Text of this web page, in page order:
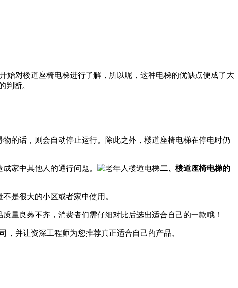
始对楼道座椅电梯进行了解，所以呢，这种电梯的优缺点便成了大
判断。
的话，则会自动停止运行。除此之外，楼道座椅电梯在停电时仍
家中其他人的通行问题。
二、楼道座椅电梯的
是很大的小区或者家中使用。
量良莠不齐，消费者们需仔细对比后选出适合自己的一款哦！
并让资深工程师为您推荐真正适合自己的产品。